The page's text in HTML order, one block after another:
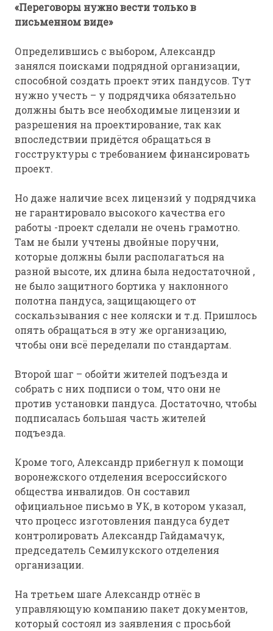
«Переговоры нужно вести только в
письменном виде»
Определившись с выбором, Александр
занялся поисками подрядной организации,
способной создать проект этих пандусов. Тут
нужно учесть – у подрядчика обязательно
должны быть все необходимые лицензии и
разрешения на проектирование, так как
впоследствии придётся обращаться в
госструктуры с требованием финансировать
проект.
Но даже наличие всех лицензий у подрядчика
не гарантировало высокого качества его
работы -проект сделали не очень грамотно.
Там не были учтены двойные поручни,
которые должны были располагаться на
разной высоте, их длина была недостаточной ,
не было защитного бортика у наклонного
полотна пандуса, защищающего от
соскальзывания с нее коляски и т.д. Пришлось
опять обращаться в эту же организацию,
чтобы они всё переделали по стандартам.
Второй шаг – обойти жителей подъезда и
собрать с них подписи о том, что они не
против установки пандуса. Достаточно, чтобы
подписалась большая часть жителей
подъезда.
Кроме того, Александр прибегнул к помощи
воронежского отделения всероссийского
общества инвалидов. Он составил
официальное письмо в УК, в котором указал,
что процесс изготовления пандуса будет
контролировать Александр Гайдамачук,
председатель Семилукского отделения
организации.
На третьем шаге Александр отнёс в
управляющую компанию пакет документов,
который состоял из заявления с просьбой